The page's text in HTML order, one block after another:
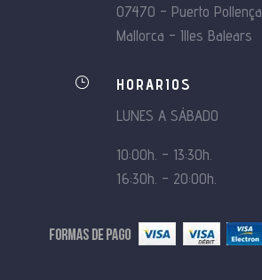
07470 – Puerto Pollença
Mallorca – Illes Balears
}
HORARIOS
LUNES A SÁBADO
10:00h. – 13:30h.
16:30h. – 20:00h.